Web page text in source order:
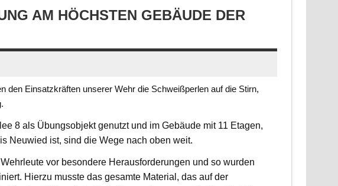
AM HÖCHSTEN GEBÄUDE DER S
den Einsatzkräften unserer Wehr die Schweißperlen auf die Stirn,
8 als Übungsobjekt genutzt und im Gebäude mit 11 Etagen,
Neuwied ist, sind die Wege nach oben weit.
vor besondere Herausforderungen und so wurden
Hierzu musste das gesamte Material, das auf der